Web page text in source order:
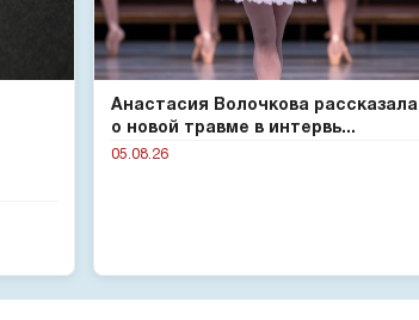
Анастасия Волочкова рассказала
о новой травме в интервь...
05.08.26